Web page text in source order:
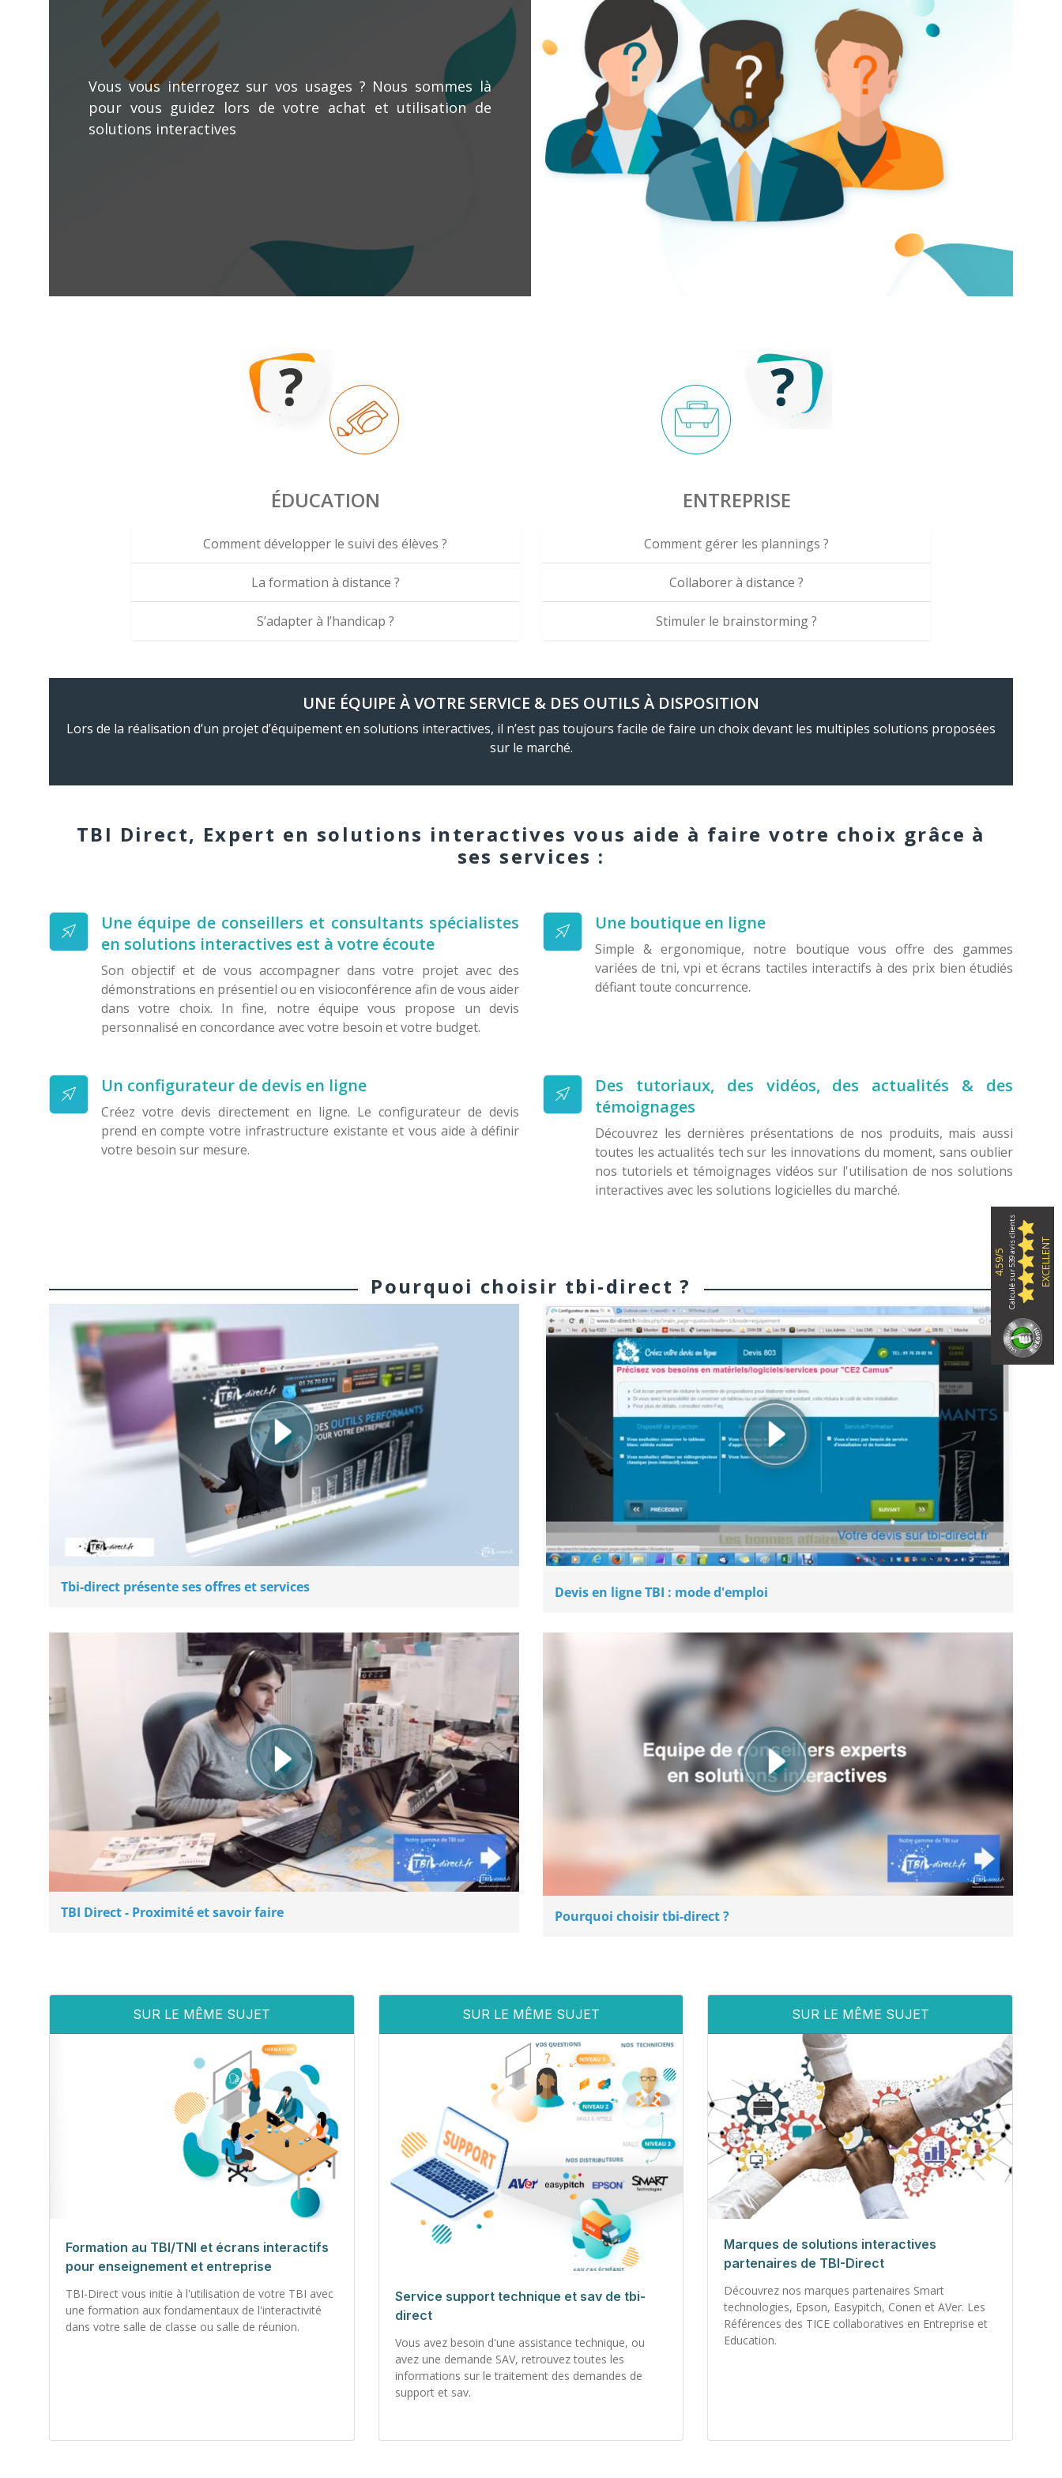
Vous vous interrogez sur vos usages ? Nous sommes là
pour vous guidez lors de votre achat et utilisation de
solutions interactives
ÉDUCATION
Comment développer le suivi des élèves ?
La formation à distance ?
S’adapter à l’handicap ?
ENTREPRISE
Comment gérer les plannings ?
Collaborer à distance ?
Stimuler le brainstorming ?
UNE ÉQUIPE À VOTRE SERVICE & DES OUTILS À DISPOSITION
Lors de la réalisation d’un projet d’équipement en solutions interactives, il n’est pas toujours facile de faire un choix devant les multiples solutions proposées
sur le marché.
TBI Direct, Expert en solutions interactives vous aide à faire votre choix grâce à
ses services :
Une équipe de conseillers et consultants spécialistes
en solutions interactives est à votre écoute
Son objectif et de vous accompagner dans votre projet avec des
démonstrations en présentiel ou en visioconférence afin de vous aider
dans votre choix. In fine, notre équipe vous propose un devis
personnalisé en concordance avec votre besoin et votre budget.
Une boutique en ligne
Simple & ergonomique, notre boutique vous offre des gammes
variées de tni, vpi et écrans tactiles interactifs à des prix bien étudiés
défiant toute concurrence.
Un configurateur de devis en ligne
Créez votre devis directement en ligne. Le configurateur de devis
prend en compte votre infrastructure existante et vous aide à définir
votre besoin sur mesure.
Des tutoriaux, des vidéos, des actualités & des
témoignages
Découvrez les dernières présentations de nos produits, mais aussi
toutes les actualités tech sur les innovations du moment, sans oublier
nos tutoriels et témoignages vidéos sur l'utilisation de nos solutions
interactives avec les solutions logicielles du marché.
Pourquoi choisir tbi-direct ?
Tbi-direct présente ses offres et services Devis en ligne TBI : mode d'emploi
TBI Direct - Proximité et savoir faire Pourquoi choisir tbi-direct ?
SUR LE MÊME SUJET
Formation au TBI/TNI et écrans interactifs
pour enseignement et entreprise
TBI-Direct vous initie à l'utilisation de votre TBI avec
une formation aux fondamentaux de l'interactivité
dans votre salle de classe ou salle de réunion.
SUR LE MÊME SUJET
Service support technique et sav de tbi-
direct
Vous avez besoin d'une assistance technique, ou
avez une demande SAV, retrouvez toutes les
informations sur le traitement des demandes de
support et sav.
SUR LE MÊME SUJET
Marques de solutions interactives
partenaires de TBI-Direct
Découvrez nos marques partenaires Smart
technologies, Epson, Easypitch, Conen et AVer. Les
Références des TICE collaboratives en Entreprise et
Education.
4.59/5 Calculé sur 539 avis clients EXCELLENT